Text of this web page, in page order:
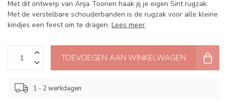
Met dit ontwerp van Anja Toonen haak jij je eigen Sint rugzak.
Met de verstelbare schouderbanden is de rugzak voor alle kleine
kindjes een feest om te dragen. Lees meer.
TOEVOEGEN AAN WINKELWAGEN
1 - 2 werkdagen